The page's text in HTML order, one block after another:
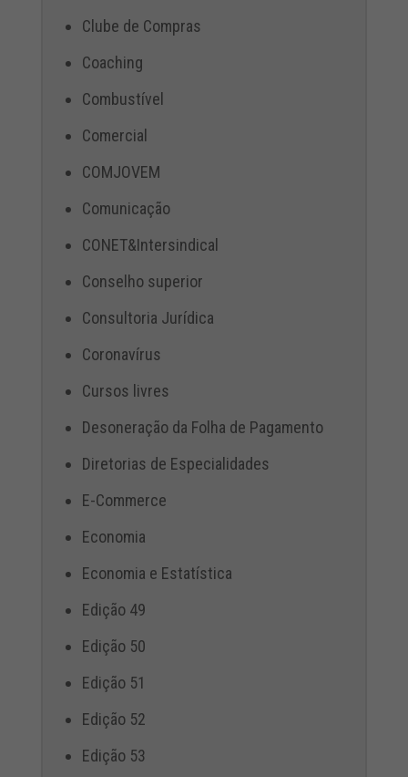
Clube de Compras
Coaching
Combustível
Comercial
COMJOVEM
Comunicação
CONET&Intersindical
Conselho superior
Consultoria Jurídica
Coronavírus
Cursos livres
Desoneração da Folha de Pagamento
Diretorias de Especialidades
E-Commerce
Economia
Economia e Estatística
Edição 49
Edição 50
Edição 51
Edição 52
Edição 53